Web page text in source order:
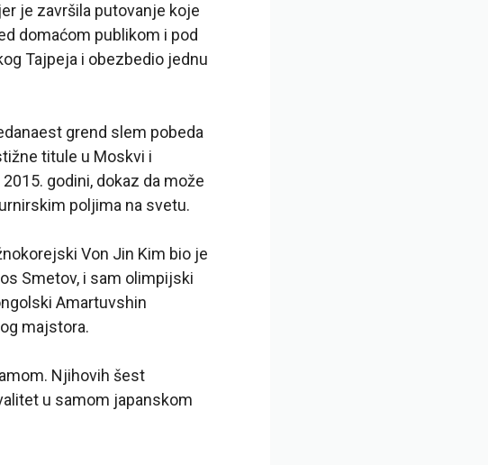
je završila putovanje koje
domaćom publikom i pod
Tajpeja i obezbedio jednu
grend slem pobeda
titule u Moskvi i
godini, dokaz da može
poljima na svetu.
Von Jin Kim bio je
Smetov, i sam olimpijski
Amartuvshin
majstora.
Njihovih šest
u samom japanskom